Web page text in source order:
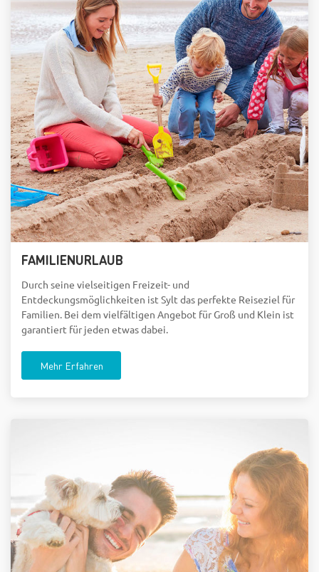
FAMILIENURLAUB
Durch seine vielseitigen Freizeit- und
Entdeckungsmöglichkeiten ist Sylt das perfekte Reiseziel für
Familien. Bei dem vielfältigen Angebot für Groß und Klein ist
garantiert für jeden etwas dabei.
Mehr Erfahren